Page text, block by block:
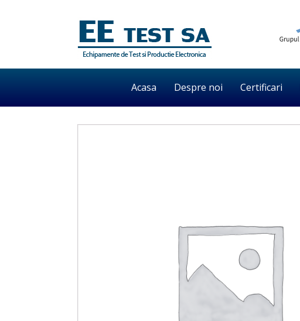
Acasa Despre noi Certificari